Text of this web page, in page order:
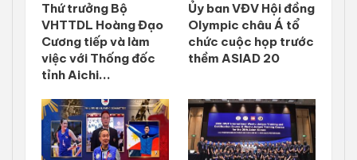
Thứ trưởng Bộ
VHTTDL Hoàng Đạo
Cương tiếp và làm
việc với Thống đốc
tỉnh Aichi...
Ủy ban VĐV Hội đồng
Olympic châu Á tổ
chức cuộc họp trước
thềm ASIAD 20